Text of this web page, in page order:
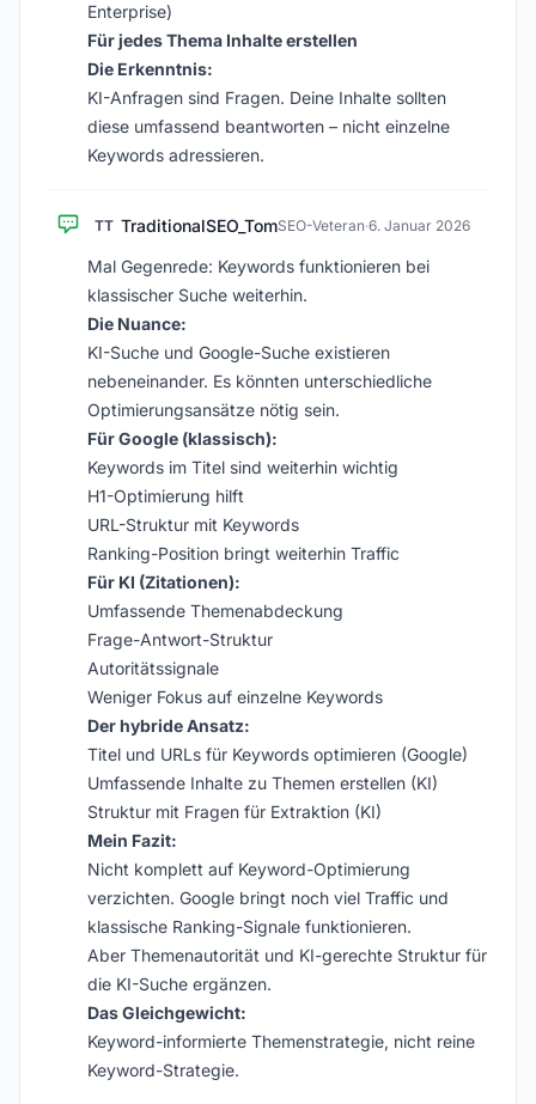
Enterprise)
Für jedes Thema Inhalte erstellen
Die Erkenntnis:
KI-Anfragen sind Fragen. Deine Inhalte sollten
diese umfassend beantworten – nicht einzelne
Keywords adressieren.
TT TraditionalSEO_TomSEO-Veteran·6. Januar 2026
Mal Gegenrede: Keywords funktionieren bei
klassischer Suche weiterhin.
Die Nuance:
KI-Suche und Google-Suche existieren
nebeneinander. Es könnten unterschiedliche
Optimierungsansätze nötig sein.
Für Google (klassisch):
Keywords im Titel sind weiterhin wichtig
H1-Optimierung hilft
URL-Struktur mit Keywords
Ranking-Position bringt weiterhin Traffic
Für KI (Zitationen):
Umfassende Themenabdeckung
Frage-Antwort-Struktur
Autoritätssignale
Weniger Fokus auf einzelne Keywords
Der hybride Ansatz:
Titel und URLs für Keywords optimieren (Google)
Umfassende Inhalte zu Themen erstellen (KI)
Struktur mit Fragen für Extraktion (KI)
Mein Fazit:
Nicht komplett auf Keyword-Optimierung
verzichten. Google bringt noch viel Traffic und
klassische Ranking-Signale funktionieren.
Aber Themenautorität und KI-gerechte Struktur für
die KI-Suche ergänzen.
Das Gleichgewicht:
Keyword-informierte Themenstrategie, nicht reine
Keyword-Strategie.